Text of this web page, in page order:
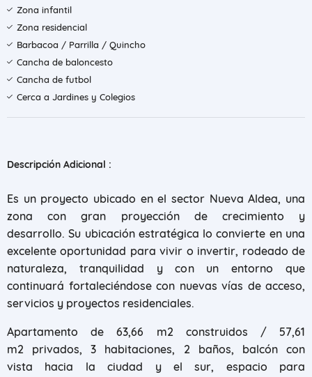
Zona infantil
Zona residencial
Barbacoa / Parrilla / Quincho
Cancha de baloncesto
Cancha de futbol
Cerca a Jardines y Colegios
Descripción Adicional :
Es un proyecto ubicado en el sector Nueva Aldea, una
zona con gran proyección de crecimiento y
desarrollo. Su ubicación estratégica lo convierte en una
excelente oportunidad para vivir o invertir, rodeado de
naturaleza, tranquilidad y con un entorno que
continuará fortaleciéndose con nuevas vías de acceso,
servicios y proyectos residenciales.
Apartamento de 63,66 m2 construidos / 57,61
m2 privados, 3 habitaciones, 2 baños, balcón con
vista hacia la ciudad y el sur, espacio para